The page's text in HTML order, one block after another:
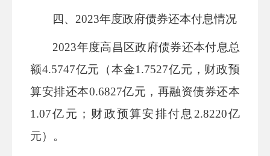
四、 2023年度政府债券还本付息情况
2023年度高昌区政府债券还本付息总
额4.5747亿元（本金1.7527亿元，财政预
算安排还本0.6827亿元，再融资债券还本
1.07亿元；财政预算安排付息 2.8220亿
元） 。